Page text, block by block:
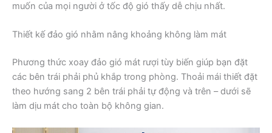
muốn của mọi người ở tốc độ gió thấy dễ chịu nhất.
Thiết kế đảo gió nhằm nâng khoảng không làm mát
Phương thức xoay đảo gió mát rượi tùy biến giúp bạn đặt
các bên trái phải phủ khắp trong phòng. Thoải mái thiết đặt
theo hướng sang 2 bên trái phải tự động và trên – dưới sẽ
làm dịu mát cho toàn bộ không gian.